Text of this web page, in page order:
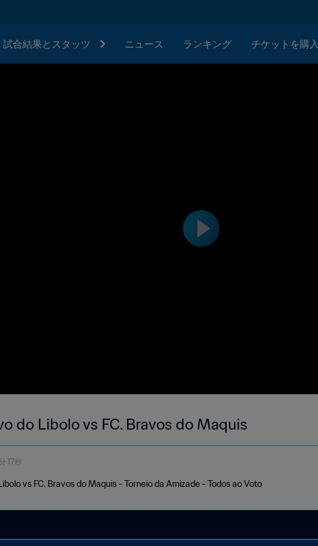
試合結果とスタッツ ニュース ランキング チケットを購入
do Libolo vs FC. Bravos do Maquis
17秒
vs FC. Bravos do Maquis - Torneio da Amizade - Todos ao Voto